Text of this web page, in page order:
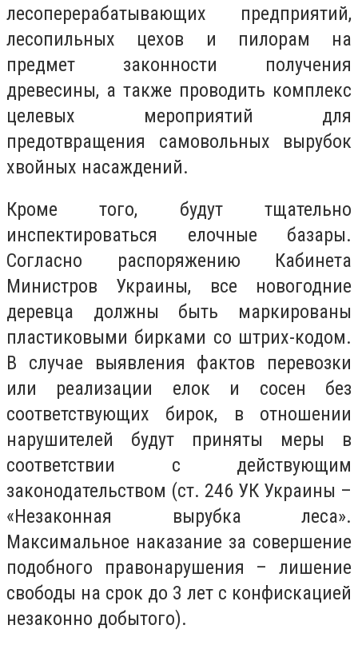
лесоперерабатывающих предприятий,
лесопильных цехов и пилорам на
предмет законности получения
древесины, а также проводить комплекс
целевых мероприятий для
предотвращения самовольных вырубок
хвойных насаждений.
Кроме того, будут тщательно
инспектироваться елочные базары.
Согласно распоряжению Кабинета
Министров Украины, все новогодние
деревца должны быть маркированы
пластиковыми бирками со штрих-кодом.
В случае выявления фактов перевозки
или реализации елок и сосен без
соответствующих бирок, в отношении
нарушителей будут приняты меры в
соответствии с действующим
законодательством (ст. 246 УК Украины –
«Незаконная вырубка леса».
Максимальное наказание за совершение
подобного правонарушения – лишение
свободы на срок до 3 лет с конфискацией
незаконно добытого).